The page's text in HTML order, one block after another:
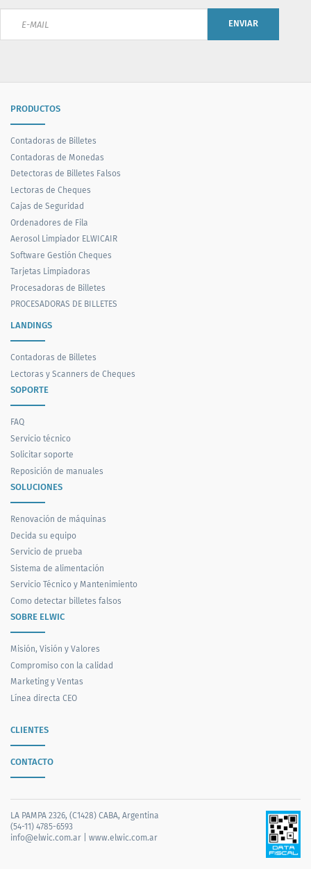
ENVIAR
PRODUCTOS
Contadoras de Billetes
Contadoras de Monedas
Detectoras de Billetes Falsos
Lectoras de Cheques
Cajas de Seguridad
Ordenadores de Fila
Aerosol Limpiador ELWICAIR
Software Gestión Cheques
Tarjetas Limpiadoras
Procesadoras de Billetes
PROCESADORAS DE BILLETES
LANDINGS
Contadoras de Billetes
Lectoras y Scanners de Cheques
SOPORTE
FAQ
Servicio técnico
Solicitar soporte
Reposición de manuales
SOLUCIONES
Renovación de máquinas
Decida su equipo
Servicio de prueba
Sistema de alimentación
Servicio Técnico y Mantenimiento
Como detectar billetes falsos
SOBRE ELWIC
Misión, Visión y Valores
Compromiso con la calidad
Marketing y Ventas
Línea directa CEO
CLIENTES
CONTACTO
LA PAMPA 2326, (C1428) CABA, Argentina
(54-11) 4785-6593
info@elwic.com.ar
www.elwic.com.ar